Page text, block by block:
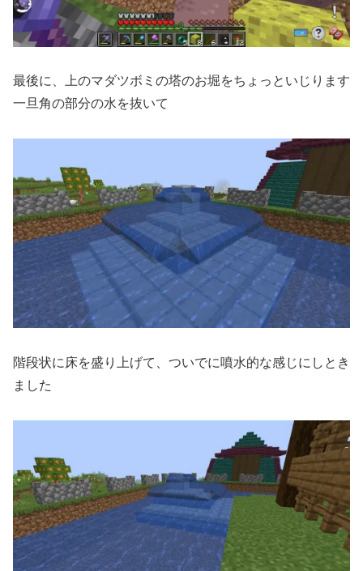
最後に、上のマダツボミの塔のお堀をちょっといじります
一旦角の部分の水を抜いて
階段状に床を盛り上げて、ついでに噴水的な感じにしとき
ました